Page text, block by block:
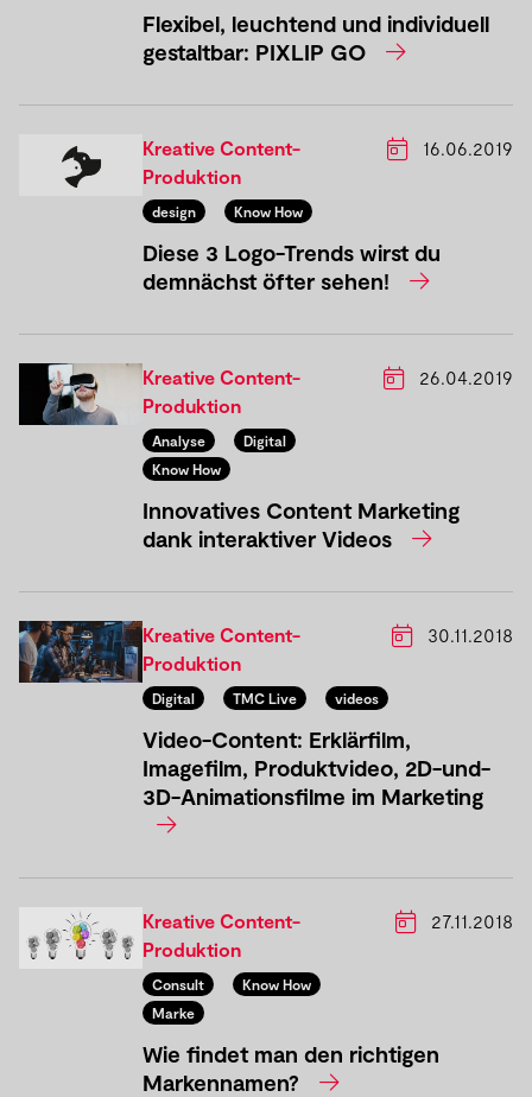
Flexibel, leuchtend und individuell
gestaltbar: PIXLIP GO
Kreative Content-
Produktion
design Know How
16.06.2019
Diese 3 Logo-Trends wirst du
demnächst öfter sehen!
Kreative Content-
Produktion
Analyse
Digital
Know How
26.04.2019
Innovatives Content Marketing
dank interaktiver Videos
Kreative Content-
Produktion
Digital TMC Live videos
30.11.2018
Video-Content: Erklärfilm,
Imagefilm, Produktvideo, 2D-und-
3D-Animationsfilme im Marketing
Kreative Content-
Produktion
Consult
Know How
Marke
27.11.2018
Wie findet man den richtigen
Markennamen?